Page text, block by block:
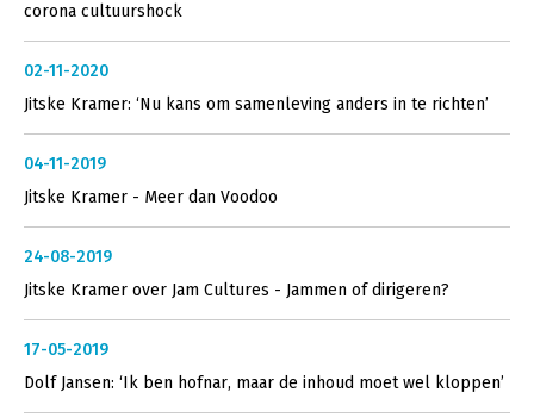
corona cultuurshock
02-11-2020
Jitske Kramer: ‘Nu kans om samenleving anders in te richten’
04-11-2019
Jitske Kramer - Meer dan Voodoo
24-08-2019
Jitske Kramer over Jam Cultures - Jammen of dirigeren?
17-05-2019
Dolf Jansen: ‘Ik ben hofnar, maar de inhoud moet wel kloppen’